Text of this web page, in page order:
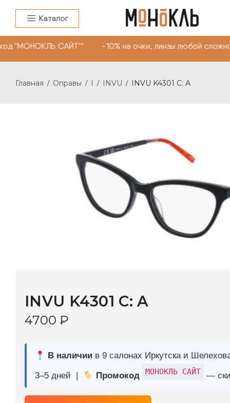
Каталог
САЙТ"" -10% на очки, линзы любой
Главная / Оправы / I / INVU / INVU K4301 C: A
В наличиив 9 салонах Иркутска и Шелехова |